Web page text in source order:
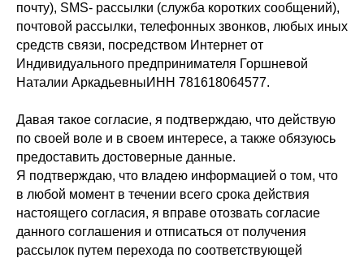
почту), SMS- рассылки (служба коротких сообщений),
почтовой рассылки, телефонных звонков, любых иных
средств связи, посредством Интернет от
Индивидуального предпринимателя Горшневой
Наталии АркадьевныИНН 781618064577.
Давая такое согласие, я подтверждаю, что действую
по своей воле и в своем интересе, а также обязуюсь
предоставить достоверные данные.
Я подтверждаю, что владею информацией о том, что
в любой момент в течении всего срока действия
настоящего согласия, я вправе отозвать согласие
данного соглашения и отписаться от получения
рассылок путем перехода по соответствующей